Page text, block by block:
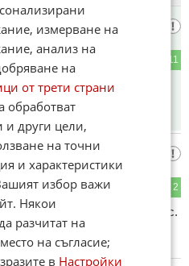
11
спечели
2
а жена ти има най-голям шанс.
измерване на
анализ на
на
от трети страни
обработват
и други цели,
на точни
и характеристики
избор важи
Някои
разчитат на
на съгласие;
в Настройки